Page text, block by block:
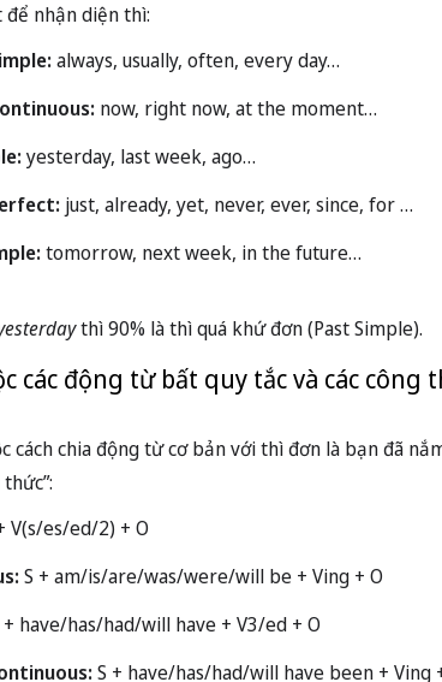
để nhận diện thì:
always, usually, often, every day…
now, right now, at the moment…
yesterday, last week, ago…
just, already, yet, never, ever, since, for …
tomorrow, next week, in the future…
thì 90% là thì quá khứ đơn (Past Simple).
các động từ bất quy tắc và các công
cách chia động từ cơ bản với thì đơn là bạn đã
V(s/es/ed/2) + O
S + am/is/are/was/were/will be + Ving + O
+ have/has/had/will have + V3/ed + O
S + have/has/had/will have been + Ving